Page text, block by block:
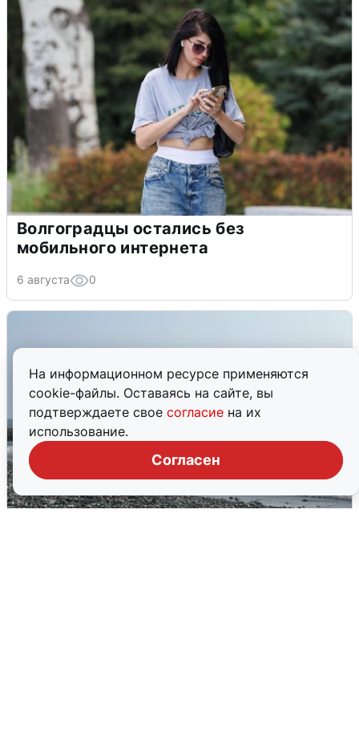
На информационном ресурсе применяются
cookie-файлы. Оставаясь на сайте, вы
подтверждаете свое согласие на их
использование.
Согласен
Волгоградцы остались без
мобильного интернета
6 августа 0